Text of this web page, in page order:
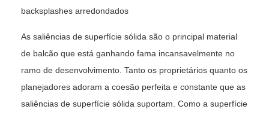
backsplashes arredondados
As saliências de superfície sólida são o principal material
de balcão que está ganhando fama incansavelmente no
ramo de desenvolvimento. Tanto os proprietários quanto os
planejadores adoram a coesão perfeita e constante que as
saliências de superfície sólida suportam. Como a superfície